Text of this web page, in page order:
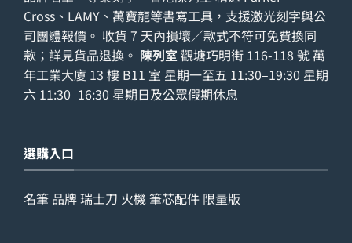
Cross、LAMY、萬寶龍等書寫工具，支援激光刻字與公
司團體報價。 收貨 7 天內損壞／款式不符可免費換同
款；詳見貨品退換 。 陳列室 觀塘巧明街 116-118 號 萬
年工業大廈 13 樓 B11 室 星期一至五 11:30–19:30 星期
六 11:30–16:30 星期日及公眾假期休息
選購入口
名筆 品牌瑞士刀 火機 筆芯配件 限量版